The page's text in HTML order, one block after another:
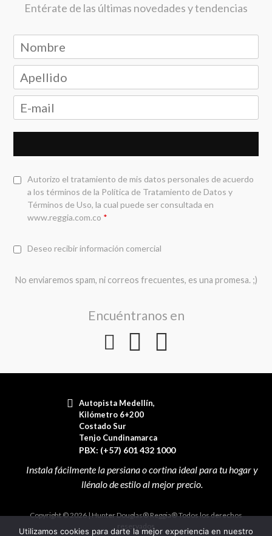
Entérate de las últimas novedades y tendencias
Autorizo el tratamiento de mis datos personales de acuerdo
a los términos de la Política de Tratamiento de Datos y
Términos de Uso, la cual puede ser consultada en
www.reggia.com.co *
Deseo recibir información comercial
No enviaremos spam, ni correos frecuentes, es una promesa. ;)
Encuéntranos en
Autopista Medellín,
Kilómetro 6+200
Costado Sur
Tenjo Cundinamarca
PBX: (+57) 601 432 1000
Copyright © 2026 | Hunter Douglas® Reggia® Todos los derechos
reservados
Utilizamos cookies para darte la mejor experiencia en nuestro